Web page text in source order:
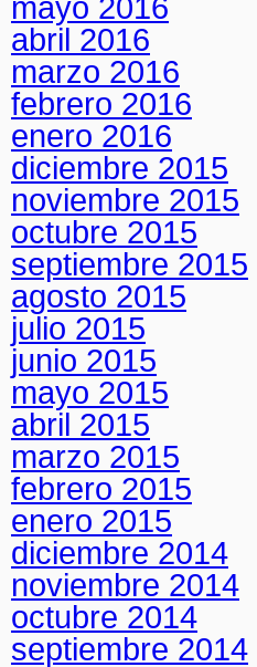
abril 2016
marzo 2016
febrero 2016
enero 2016
diciembre 2015
noviembre 2015
octubre 2015
septiembre 2015
agosto 2015
julio 2015
junio 2015
mayo 2015
abril 2015
marzo 2015
febrero 2015
enero 2015
diciembre 2014
noviembre 2014
octubre 2014
septiembre 2014